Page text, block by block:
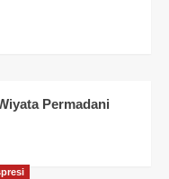
Permadani